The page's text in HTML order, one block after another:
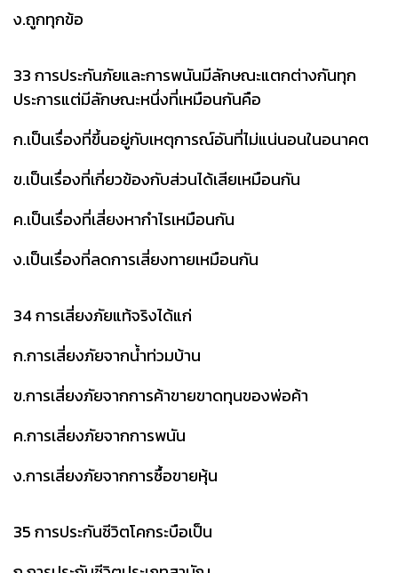
ง.ถูกทุกข้อ
33 การประกันภัยและการพนันมีลักษณะแตกต่างกันทุก
ประการแต่มีลักษณะหนึ่งที่เหมือนกันคือ
ก.เป็นเรื่องที่ขึ้นอยู่กับเหตุการณ์อันที่ไม่แน่นอนในอนาคต
ข.เป็นเรื่องที่เกี่ยวข้องกับส่วนได้เสียเหมือนกัน
ค.เป็นเรื่องที่เสี่ยงหากำไรเหมือนกัน
ง.เป็นเรื่องที่ลดการเสี่ยงทายเหมือนกัน
34 การเสี่ยงภัยแท้จริงได้แก่
ก.การเสี่ยงภัยจากน้ำท่วมบ้าน
ข.การเสี่ยงภัยจากการค้าขายขาดทุนของพ่อค้า
ค.การเสี่ยงภัยจากการพนัน
ง.การเสี่ยงภัยจากการซื้อขายหุ้น
35 การประกันชีวิตโคกระบือเป็น